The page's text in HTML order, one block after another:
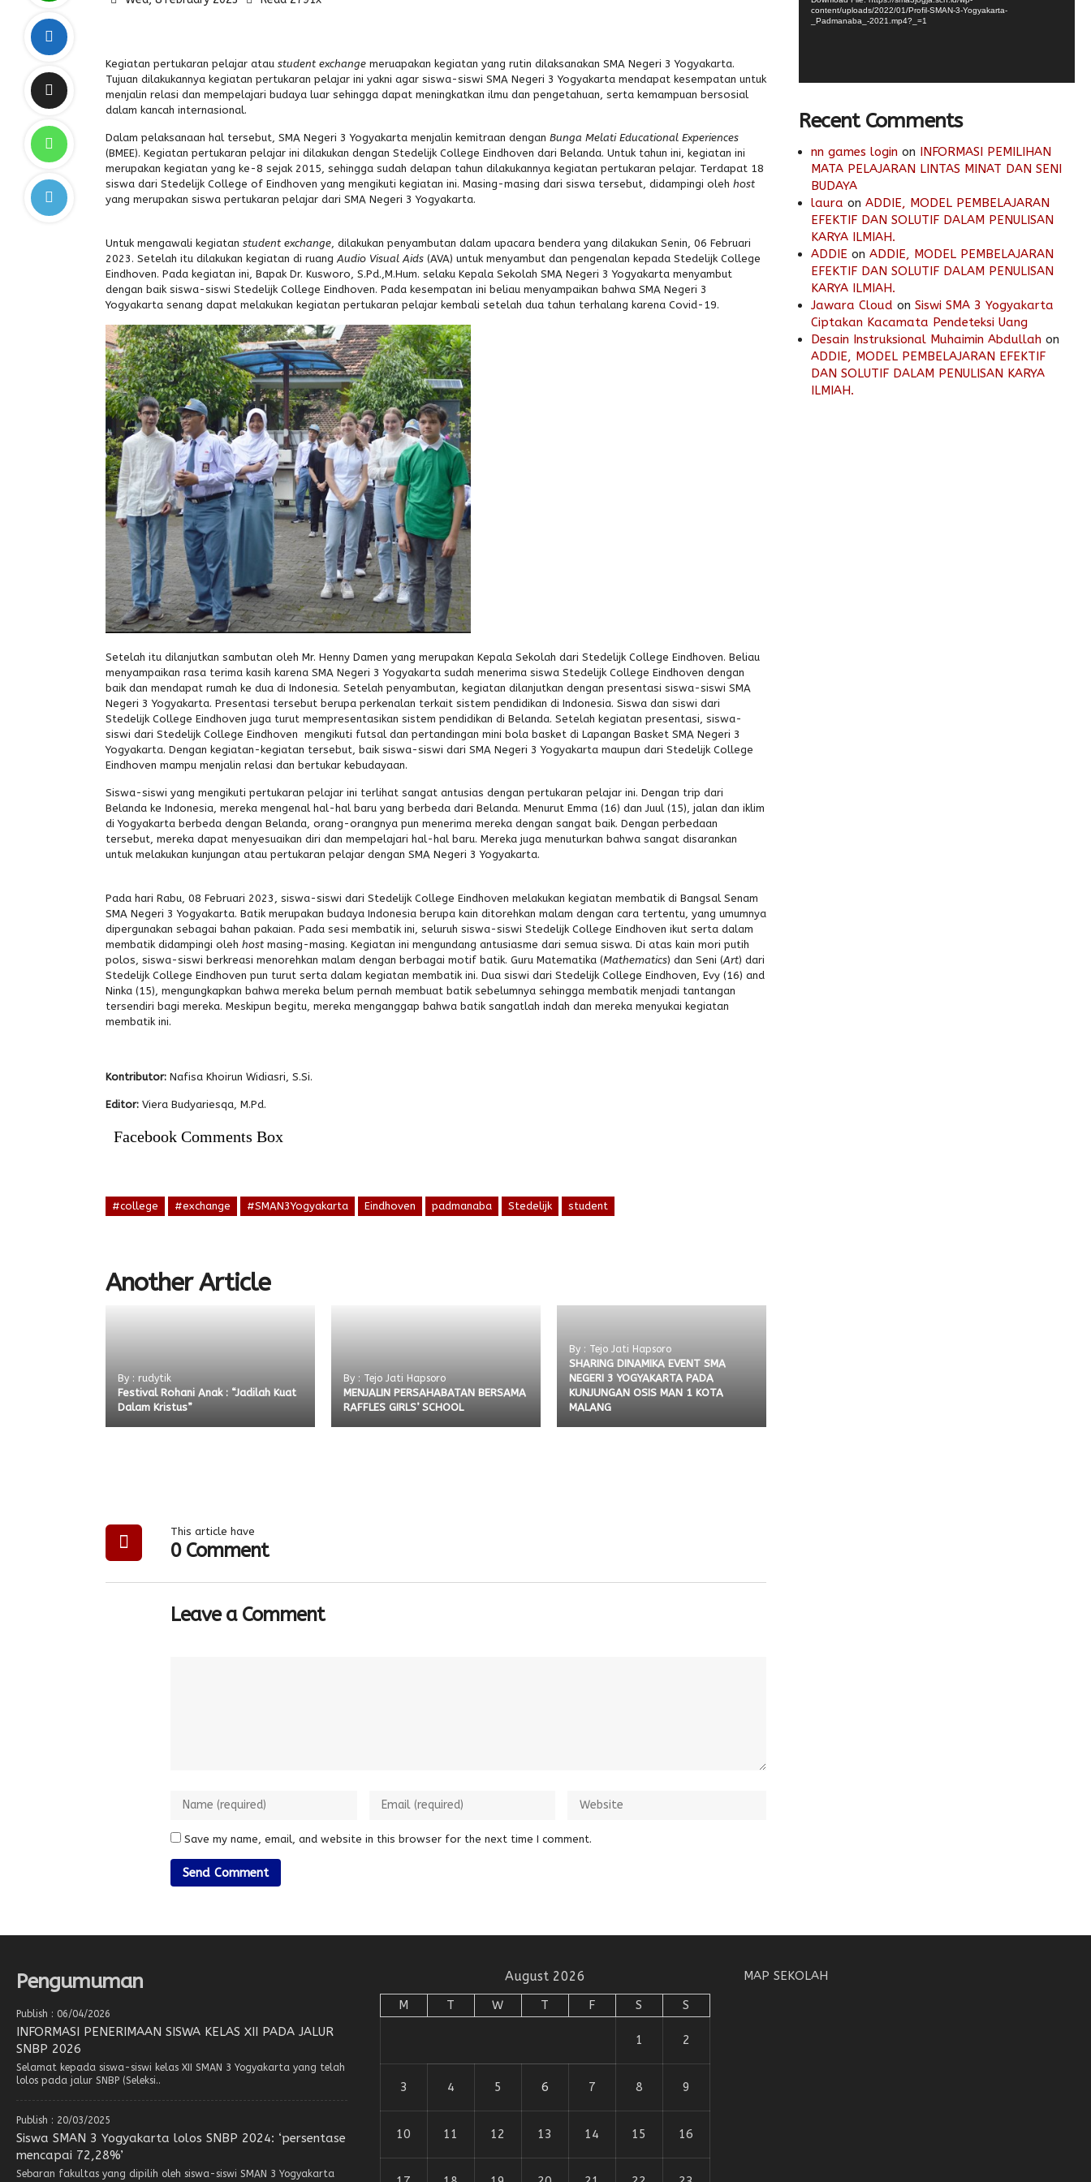
Kegiatan pertukaran pelajar atau student exchange meruapakan kegiatan yang rutin dilaksanakan SMA Negeri 3 Yogyakarta.
Tujuan dilakukannya kegiatan pertukaran pelajar ini yakni agar siswa-siswi SMA Negeri 3 Yogyakarta mendapat kesempatan untuk
menjalin relasi dan mempelajari budaya luar sehingga dapat meningkatkan ilmu dan pengetahuan, serta kemampuan bersosial
dalam kancah internasional.
Dalam pelaksanaan hal tersebut, SMA Negeri 3 Yogyakarta menjalin kemitraan dengan Bunga Melati Educational Experiences
(BMEE). Kegiatan pertukaran pelajar ini dilakukan dengan Stedelijk College Eindhoven dari Belanda. Untuk tahun ini, kegiatan ini
merupakan kegiatan yang ke-8 sejak 2015, sehingga sudah delapan tahun dilakukannya kegiatan pertukaran pelajar. Terdapat 18
siswa dari Stedelijk College of Eindhoven yang mengikuti kegiatan ini. Masing-masing dari siswa tersebut, didampingi oleh host
yang merupakan siswa pertukaran pelajar dari SMA Negeri 3 Yogyakarta.
Untuk mengawali kegiatan student exchange, dilakukan penyambutan dalam upacara bendera yang dilakukan Senin, 06 Februari
2023. Setelah itu dilakukan kegiatan di ruang Audio Visual Aids (AVA) untuk menyambut dan pengenalan kepada Stedelijk College
Eindhoven. Pada kegiatan ini, Bapak Dr. Kusworo, S.Pd.,M.Hum. selaku Kepala Sekolah SMA Negeri 3 Yogyakarta menyambut
dengan baik siswa-siswi Stedelijk College Eindhoven. Pada kesempatan ini beliau menyampaikan bahwa SMA Negeri 3
Yogyakarta senang dapat melakukan kegiatan pertukaran pelajar kembali setelah dua tahun terhalang karena Covid-19.
Setelah itu dilanjutkan sambutan oleh Mr. Henny Damen yang merupakan Kepala Sekolah dari Stedelijk College Eindhoven. Beliau
menyampaikan rasa terima kasih karena SMA Negeri 3 Yogyakarta sudah menerima siswa Stedelijk College Eindhoven dengan
baik dan mendapat rumah ke dua di Indonesia. Setelah penyambutan, kegiatan dilanjutkan dengan presentasi siswa-siswi SMA
Negeri 3 Yogyakarta. Presentasi tersebut berupa perkenalan terkait sistem pendidikan di Indonesia. Siswa dan siswi dari
Stedelijk College Eindhoven juga turut mempresentasikan sistem pendidikan di Belanda. Setelah kegiatan presentasi, siswa-
siswi dari Stedelijk College Eindhoven mengikuti futsal dan pertandingan mini bola basket di Lapangan Basket SMA Negeri 3
Yogyakarta. Dengan kegiatan-kegiatan tersebut, baik siswa-siswi dari SMA Negeri 3 Yogyakarta maupun dari Stedelijk College
Eindhoven mampu menjalin relasi dan bertukar kebudayaan.
Siswa-siswi yang mengikuti pertukaran pelajar ini terlihat sangat antusias dengan pertukaran pelajar ini. Dengan trip dari
Belanda ke Indonesia, mereka mengenal hal-hal baru yang berbeda dari Belanda. Menurut Emma (16) dan Juul (15), jalan dan iklim
di Yogyakarta berbeda dengan Belanda, orang-orangnya pun menerima mereka dengan sangat baik. Dengan perbedaan
tersebut, mereka dapat menyesuaikan diri dan mempelajari hal-hal baru. Mereka juga menuturkan bahwa sangat disarankan
untuk melakukan kunjungan atau pertukaran pelajar dengan SMA Negeri 3 Yogyakarta.
Pada hari Rabu, 08 Februari 2023, siswa-siswi dari Stedelijk College Eindhoven melakukan kegiatan membatik di Bangsal Senam
SMA Negeri 3 Yogyakarta. Batik merupakan budaya Indonesia berupa kain ditorehkan malam dengan cara tertentu, yang umumnya
dipergunakan sebagai bahan pakaian. Pada sesi membatik ini, seluruh siswa-siswi Stedelijk College Eindhoven ikut serta dalam
membatik didampingi oleh host masing-masing. Kegiatan ini mengundang antusiasme dari semua siswa. Di atas kain mori putih
polos, siswa-siswi berkreasi menorehkan malam dengan berbagai motif batik. Guru Matematika (Mathematics) dan Seni (Art) dari
Stedelijk College Eindhoven pun turut serta dalam kegiatan membatik ini. Dua siswi dari Stedelijk College Eindhoven, Evy (16) and
Ninka (15), mengungkapkan bahwa mereka belum pernah membuat batik sebelumnya sehingga membatik menjadi tantangan
tersendiri bagi mereka. Meskipun begitu, mereka menganggap bahwa batik sangatlah indah dan mereka menyukai kegiatan
membatik ini.
Kontributor: Nafisa Khoirun Widiasri, S.Si.
Editor: Viera Budyariesqa, M.Pd.
Facebook Comments Box
#college #exchange #SMAN3Yogyakarta Eindhoven padmanaba Stedelijk student
Another Article
By : rudytik
Festival Rohani Anak : “Jadilah Kuat
Dalam Kristus”
By : Tejo Jati Hapsoro
MENJALIN PERSAHABATAN BERSAMA
RAFFLES GIRLS’ SCHOOL
By : Tejo Jati Hapsoro
SHARING DINAMIKA EVENT SMA
NEGERI 3 YOGYAKARTA PADA
KUNJUNGAN OSIS MAN 1 KOTA
MALANG
This article have
0 Comment
Leave a Comment
Save my name, email, and website in this browser for the next time I comment.
content/uploads/2022/01/Profil-SMAN-3-Yogyakarta-
_Padmanaba_-2021.mp4?_=1
Recent Comments
nn games login on INFORMASI PEMILIHAN
MATA PELAJARAN LINTAS MINAT DAN SENI
BUDAYA
laura on ADDIE, MODEL PEMBELAJARAN
EFEKTIF DAN SOLUTIF DALAM PENULISAN
KARYA ILMIAH.
ADDIE on ADDIE, MODEL PEMBELAJARAN
EFEKTIF DAN SOLUTIF DALAM PENULISAN
KARYA ILMIAH.
Jawara Cloud on Siswi SMA 3 Yogyakarta
Ciptakan Kacamata Pendeteksi Uang
Desain Instruksional Muhaimin Abdullah on
ADDIE, MODEL PEMBELAJARAN EFEKTIF
DAN SOLUTIF DALAM PENULISAN KARYA
ILMIAH.
Pengumuman
Publish : 06/04/2026
INFORMASI PENERIMAAN SISWA KELAS XII PADA JALUR
SNBP 2026
Selamat kepada siswa-siswi kelas XII SMAN 3 Yogyakarta yang telah
lolos pada jalur SNBP (Seleksi..
Publish : 20/03/2025
Siswa SMAN 3 Yogyakarta lolos SNBP 2024: ‘persentase
mencapai 72,28%’
Sebaran fakultas yang dipilih oleh siswa-siswi SMAN 3 Yogyakarta
August 2026
M T W T F S S
1 2
3 4 5 6 7 8 9
10 11 12 13 14 15 16
MAP SEKOLAH